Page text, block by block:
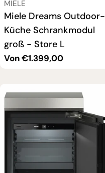
VERKÄUFER:
MIELE
Miele Dreams Outdoor-
Küche Schrankmodul
groß - Store L
Regulärer
Von €1.399,00